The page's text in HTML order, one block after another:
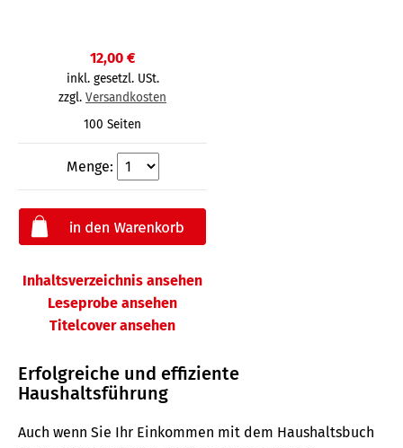
12,00 €
inkl. gesetzl. USt.
zzgl. Versandkosten
100 Seiten
Menge:
Inhaltsverzeichnis ansehen
Leseprobe ansehen
Titelcover ansehen
Erfolgreiche und effiziente
Haushaltsführung
Auch wenn Sie Ihr Einkommen mit dem Haushaltsbuch